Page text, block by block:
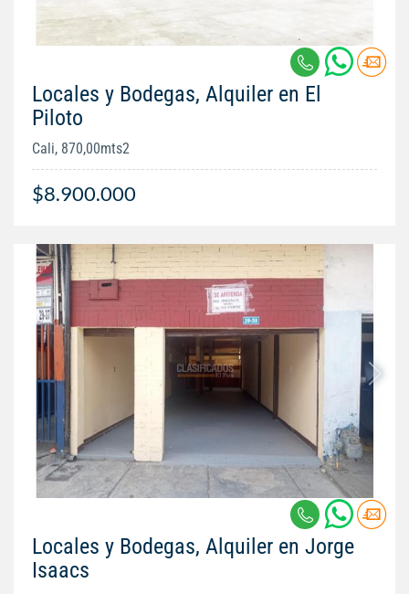
Locales y Bodegas, Alquiler en El
Piloto
Cali, 870,00mts2
$8.900.000
Locales y Bodegas, Alquiler en Jorge
Isaacs